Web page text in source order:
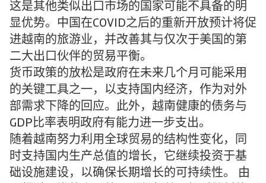
这是其他类似出口市场的国家可能不具备的明
显优势。中国在COVID之后的重新开放预计将促
进越南的旅游业，并改善其与仅次于美国的第
二大出口伙伴的贸易平衡。
货币政策的放松是政府在未来几个月可能采用
的关键工具之一，以支持国内经济，作为对外
部需求下降的回应。此外，越南健康的债务与
GDP比率表明政府有能力进一步支出。
随着越南努力利用全球贸易的结构性变化，同
时支持国内生产总值的增长，它继续投资于基
础设施建设，以确保长期增长的可持续性。 由